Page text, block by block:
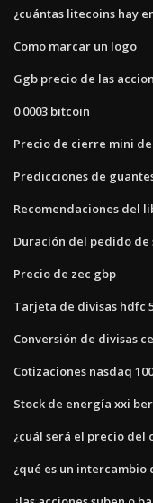
¿cuántas litecoins hay
Como marcar un logo
Ggb precio de las
0 0003 bitcoin
Precio de cierre mini
Predicciones de
Recomendaciones del
Duración del pedido de
Precio de zec gbp
Tarjeta de divisas hdfc
Conversión de divisas
Cotizaciones nasdaq 100
Stock de energía xxi
¿cuál será el precio del
¿qué es un intercambio